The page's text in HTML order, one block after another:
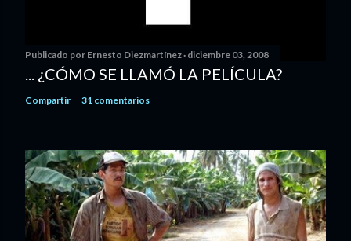
Publicado por Ernesto Diezmartínez diciembre 03, 2008
... ¿CÓMO SE LLAMÓ LA PELÍCULA?
Compartir 31 comentarios